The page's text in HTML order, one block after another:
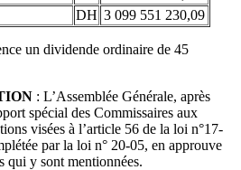
DH 3 099 551 230,09
un dividende ordinaire de 45
: L’Assemblée Générale, après
spécial des Commissaires aux
visées à l’article 56 de la loi n°17-
par la loi n° 20-05, en approuve
qui y sont mentionnées.